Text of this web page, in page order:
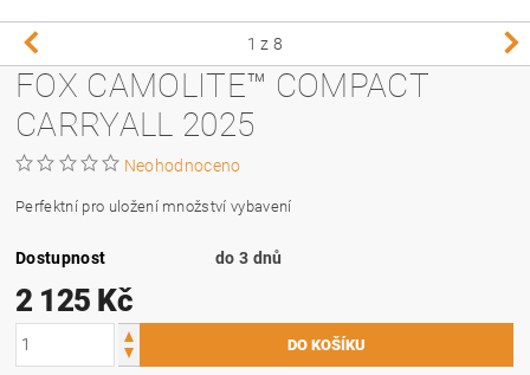
1 z 8
FOX CAMOLITE™ COMPACT
CARRYALL 2025
Neohodnoceno
Perfektní pro uložení množství vybavení
Dostupnost do 3 dnů
2 125 Kč